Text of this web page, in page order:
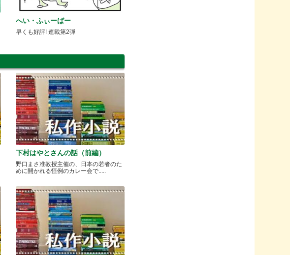
へい・ふぃーばー
早くも好評! 連載第2弾
下村はやとさんの話（前編）
野口まさ准教授主催の、日本の若者のた
めに開かれる恒例のカレー会で.....